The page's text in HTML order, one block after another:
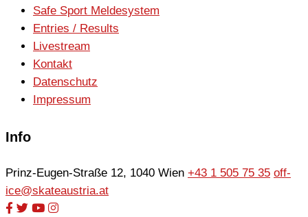
Safe Sport Meldesystem
Entries / Results
Livestream
Kontakt
Datenschutz
Impressum
Info
Prinz-Eugen-Straße 12, 1040 Wien +43 1 505 75 35 off-
ice@skateaustria.at